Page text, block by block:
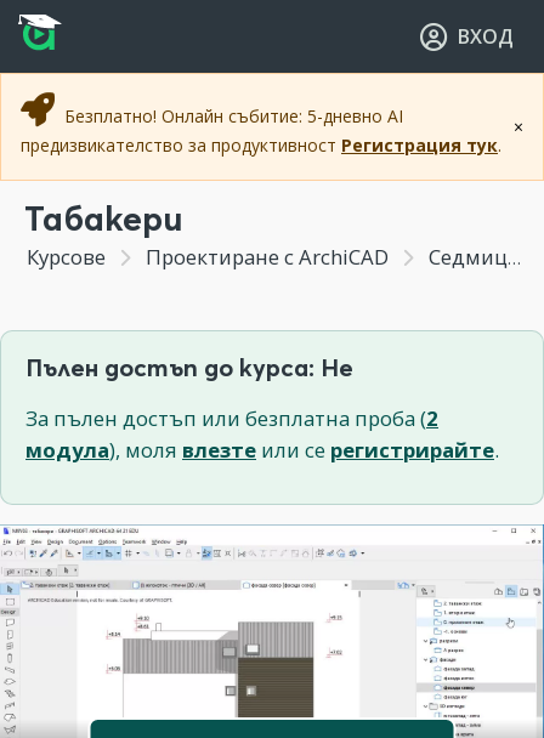
Прескочи към основното съдържание
Прескочи към навигацията
ВХОД
×
Безплатно! Онлайн събитие: 5-дневно AI
предизвикателство за продуктивност Регистрация тук.
Табакери
Курсове Проектиране с ArchiCAD Седмица 9 - Допълнителни тънкости при работа с ArchiCAD (Бонус Модул)
Пълен достъп до курса: Не
За пълен достъп или безплатна проба (2
модула), моля влезте или се регистрирайте.